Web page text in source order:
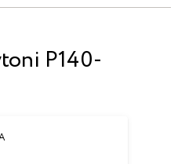
P140-